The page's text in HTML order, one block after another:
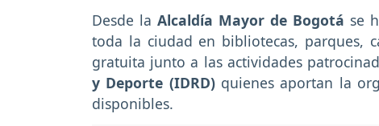
Desde la Alcaldía Mayor de Bogotá se
toda la ciudad en bibliotecas, parques,
gratuita junto a las actividades
y Deporte (IDRD) quienes aportan la
disponibles.